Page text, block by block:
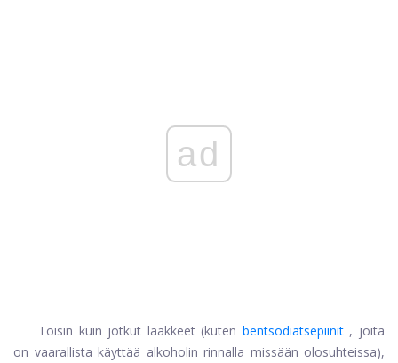
ad
Toisin kuin jotkut lääkkeet (kuten bentsodiatsepiinit , joita
on vaarallista käyttää alkoholin rinnalla missään olosuhteissa),